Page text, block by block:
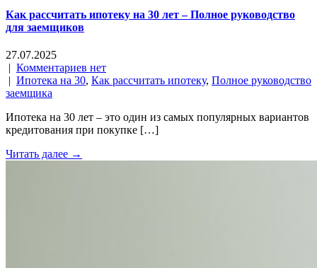
Как рассчитать ипотеку на 30 лет – Полное руководство
для заемщиков
27.07.2025
| Комментариев нет
| Ипотека на 30, Как рассчитать ипотеку, Полное руководство
заемщика
Ипотека на 30 лет – это один из самых популярных вариантов
кредитования при покупке […]
Читать далее →